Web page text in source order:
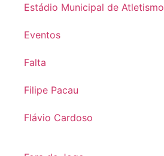
Estádio Municipal de Atletismo
Eventos
Falta
Filipe Pacau
Flávio Cardoso